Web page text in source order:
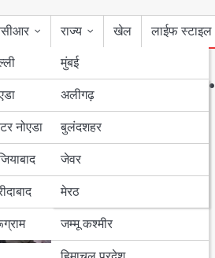
नोएडा
राज्य
मुंबई
उत्तर प्रदेश
अलीगढ़
बुलंदशहर
जेवर
मेरठ
बिहार
पंजाब
हरियाणा
जम्मू कश्मीर
खेल लाईफ स्टाइल
out in Delhi.